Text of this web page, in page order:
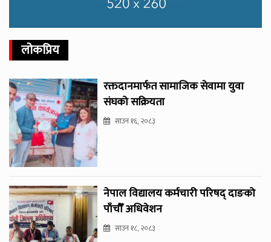
लोकप्रिय
रक्तदानमार्फत सामाजिक सेवामा युवा
संघको सक्रियता
साउन १६, २०८३
नेपाल विद्यालय कर्मचारी परिषद् दाङको
पाँचौँ अधिवेशन
साउन १८, २०८३